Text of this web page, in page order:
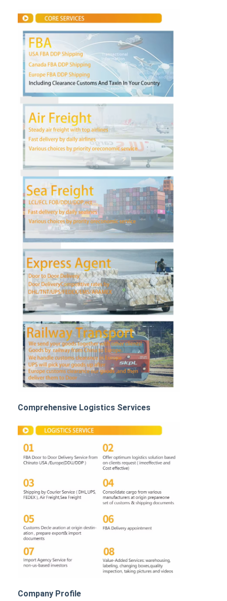
বাড়ি
আমাদের সম্পর্কে
মান নিয়ন্ত্রণ
আমাদের সাথে যোগাযোগ করুন
এখন চ্যাট করুন
আন্তর্জাতিক মালবাহী ফরোয়ার্ড
এয়ার ফ্রেট ফরওয়ার্ড
সমুদ্রের মালবাহী
চীন থেকে ডিডিপি শিপিং
এক্সপ্রেস শিপিং
রেল মালবাহী
ট্রাক মালবাহী
স্টোরেজ সার্ভিস
Comprehensive Logistics Services
Company Profile